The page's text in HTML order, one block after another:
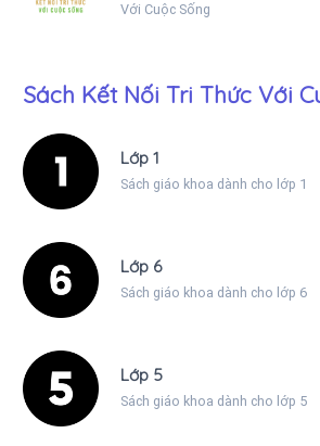
Với Cuộc Sống
Sách Kết Nối Tri Thức Với
Lớp 1
Sách giáo khoa dành cho lớp 1
Lớp 6
Sách giáo khoa dành cho lớp 6
Lớp 5
Sách giáo khoa dành cho lớp 5